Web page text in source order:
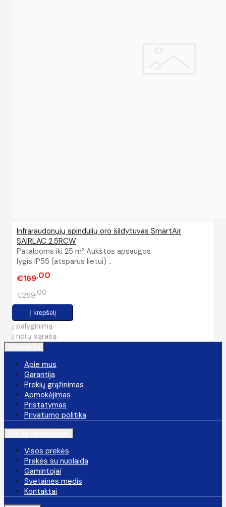
Infraraudonųjų spindulių oro šildytuvas SmartAir
SAIRLAC 2.5RCW
Patalpoms iki 25 m² Aukštos apsaugos
lygis IP55 (atsparus lietui) ..
€169 00
€259 00
Į palyginimą
Į norų sąrašą
Apie mus
Garantija
Prekių grąžinimas
Apmokėjimas
Pristatymas
Privatumo politika
Visos prekės
Prekės su nuolaida
Gamintojai
Svetainės medis
Kontaktai